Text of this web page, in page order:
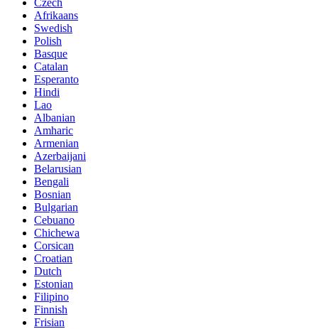
Afrikaans
Swedish
Polish
Basque
Catalan
Esperanto
Hindi
Lao
Albanian
Amharic
Armenian
Azerbaijani
Belarusian
Bengali
Bosnian
Bulgarian
Cebuano
Chichewa
Corsican
Croatian
Dutch
Estonian
Filipino
Finnish
Frisian